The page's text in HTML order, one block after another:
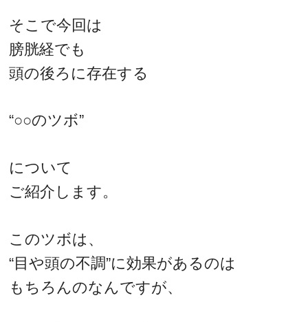
そこで今回は
膀胱経でも
頭の後ろに存在する
“○○のツボ”
について
ご紹介します。
このツボは、
“目や頭の不調”に効果があるのは
もちろんのなんですが、